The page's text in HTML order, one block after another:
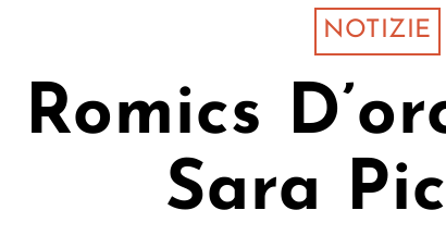
NOTIZIE
Romics
Sara